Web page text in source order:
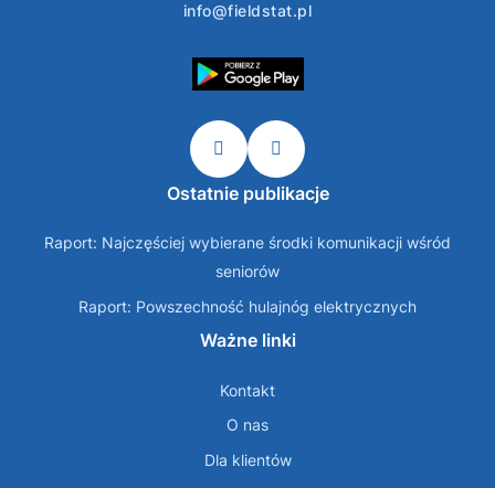
info@fieldstat.pl
Ostatnie publikacje
Raport: Najczęściej wybierane środki komunikacji wśród
seniorów
Raport: Powszechność hulajnóg elektrycznych
Ważne linki
Kontakt
O nas
Dla klientów